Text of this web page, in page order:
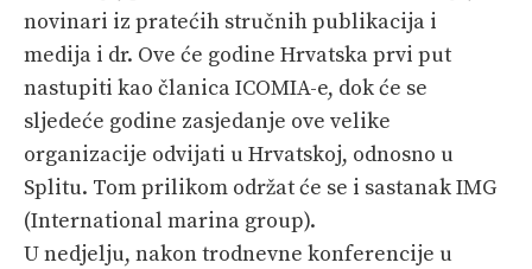
novinari iz pratećih stručnih publikacija i
medija i dr. Ove će godine Hrvatska prvi put
nastupiti kao članica ICOMIA-e, dok će se
sljedeće godine zasjedanje ove velike
organizacije odvijati u Hrvatskoj, odnosno u
Splitu. Tom prilikom održat će se i sastanak IMG
(International marina group).
U nedjelju, nakon trodnevne konferencije u